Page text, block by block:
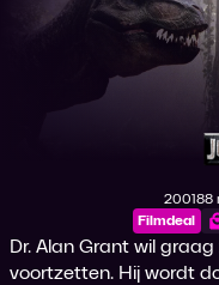
200188
Filmdeal
Dr. Alan Grant wil
voortzetten. Hij wordt